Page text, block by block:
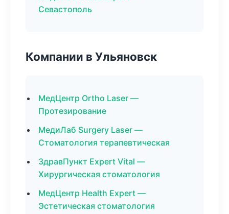
Севастополь
Компании в Ульяновск
МедЦентр Ortho Laser —
Протезирование
МедиЛаб Surgery Laser —
Стоматология терапевтическая
ЗдравПункт Expert Vital —
Хирургическая стоматология
МедЦентр Health Expert —
Эстетическая стоматология